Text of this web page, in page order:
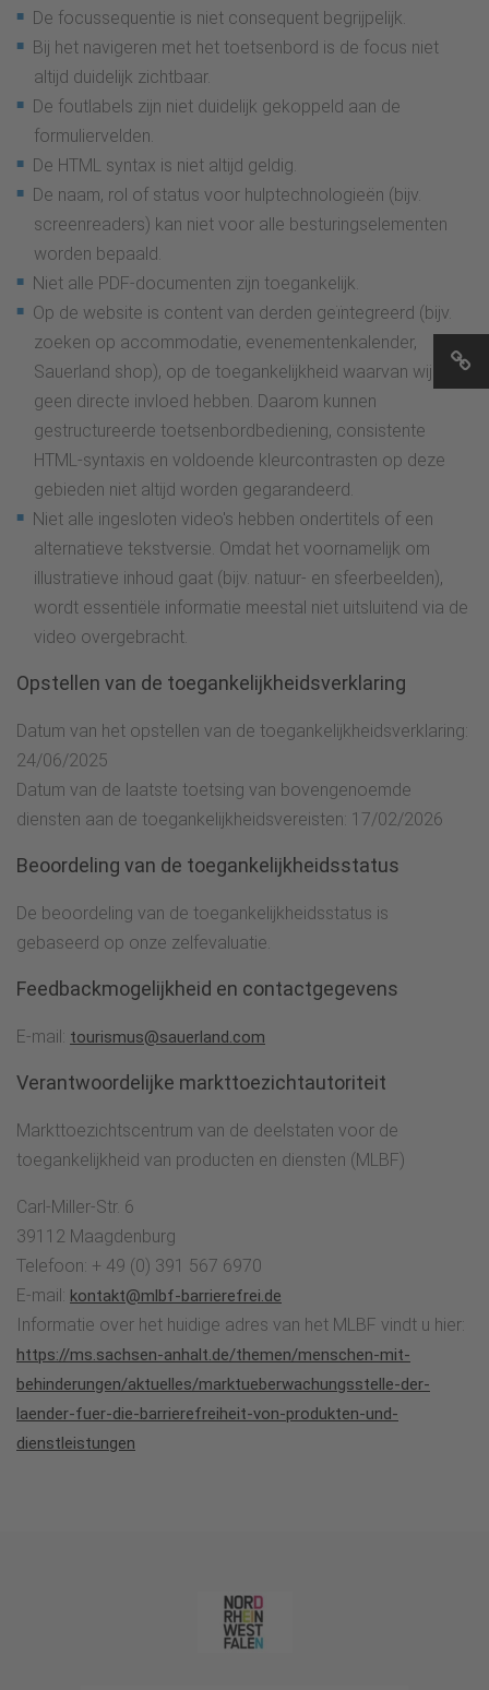
De focussequentie is niet consequent begrijpelijk.
Bij het navigeren met het toetsenbord is de focus niet
altijd duidelijk zichtbaar.
De foutlabels zijn niet duidelijk gekoppeld aan de
formuliervelden.
De HTML syntax is niet altijd geldig.
De naam, rol of status voor hulptechnologieën (bijv.
screenreaders) kan niet voor alle besturingselementen
worden bepaald.
Niet alle PDF-documenten zijn toegankelijk.
Op de website is content van derden geïntegreerd (bijv.
zoeken op accommodatie, evenementenkalender,
Sauerland shop), op de toegankelijkheid waarvan wij
geen directe invloed hebben. Daarom kunnen
gestructureerde toetsenbordbediening, consistente
HTML-syntaxis en voldoende kleurcontrasten op deze
gebieden niet altijd worden gegarandeerd.
Niet alle ingesloten video's hebben ondertitels of een
alternatieve tekstversie. Omdat het voornamelijk om
illustratieve inhoud gaat (bijv. natuur- en sfeerbeelden),
wordt essentiële informatie meestal niet uitsluitend via de
video overgebracht.
Opstellen van de toegankelijkheidsverklaring
Datum van het opstellen van de toegankelijkheidsverklaring:
24/06/2025
Datum van de laatste toetsing van bovengenoemde
diensten aan de toegankelijkheidsvereisten: 17/02/2026
Beoordeling van de toegankelijkheidsstatus
De beoordeling van de toegankelijkheidsstatus is
gebaseerd op onze zelfevaluatie.
Feedbackmogelijkheid en contactgegevens
E-mail: tourismus@sauerland.com
Verantwoordelijke markttoezichtautoriteit
Markttoezichtscentrum van de deelstaten voor de
toegankelijkheid van producten en diensten (MLBF)
Carl-Miller-Str. 6
39112 Maagdenburg
Telefoon: + 49 (0) 391 567 6970
E-mail: kontakt@mlbf-barrierefrei.de
Informatie over het huidige adres van het MLBF vindt u hier:
https://ms.sachsen-anhalt.de/themen/menschen-mit-
behinderungen/aktuelles/marktueberwachungsstelle-der-
laender-fuer-die-barrierefreiheit-von-produkten-und-
dienstleistungen